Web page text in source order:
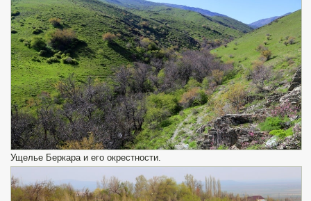
Ущелье Беркара и его окрестности.